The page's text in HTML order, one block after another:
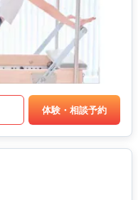
体験・相談予約